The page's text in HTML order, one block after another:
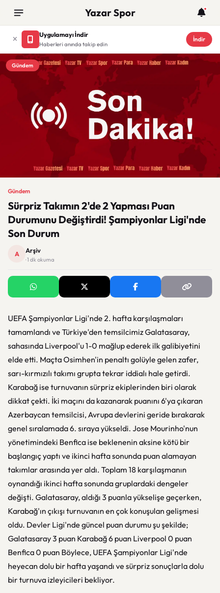
Yazar Spor
Uygulamayı İndir
Haberleri anında takip edin
İndir
Gündem
Gündem
Sürpriz Takımın 2'de 2 Yapması Puan
Durumunu Değiştirdi! Şampiyonlar Ligi'nde
Son Durum
A Arşiv
· 1 dk okuma
UEFA Şampiyonlar Ligi'nde 2. hafta karşılaşmaları
tamamlandı ve Türkiye'den temsilcimiz Galatasaray,
sahasında Liverpool'u 1-0 mağlup ederek ilk galibiyetini
elde etti. Maçta Osimhen'in penaltı golüyle gelen zafer,
sarı-kırmızılı takımı grupta tekrar iddialı hale getirdi.
Karabağ ise turnuvanın sürpriz ekiplerinden biri olarak
dikkat çekti. İki maçını da kazanarak puanını 6'ya çıkaran
Azerbaycan temsilcisi, Avrupa devlerini geride bırakarak
genel sıralamada 6. sıraya yükseldi. Jose Mourinho'nun
yönetimindeki Benfica ise beklenenin aksine kötü bir
başlangıç yaptı ve ikinci hafta sonunda puan alamayan
takımlar arasında yer aldı. Toplam 18 karşılaşmanın
oynandığı ikinci hafta sonunda gruplardaki dengeler
değişti. Galatasaray, aldığı 3 puanla yükselişe geçerken,
Karabağ'ın çıkışı turnuvanın en çok konuşulan gelişmesi
oldu. Devler Ligi'nde güncel puan durumu şu şekilde;
Galatasaray 3 puan Karabağ 6 puan Liverpool 0 puan
Benfica 0 puan Böylece, UEFA Şampiyonlar Ligi'nde
heyecan dolu bir hafta yaşandı ve sürpriz sonuçlarla dolu
bir turnuva izleyicileri bekliyor.